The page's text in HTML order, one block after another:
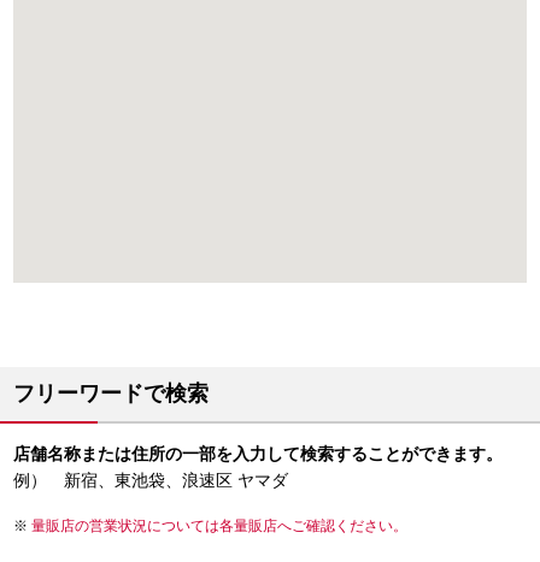
フリーワードで検索
店舗名称または住所の一部を入力して検索することができます。
例） 新宿、東池袋、浪速区 ヤマダ
量販店の営業状況については各量販店へご確認ください。